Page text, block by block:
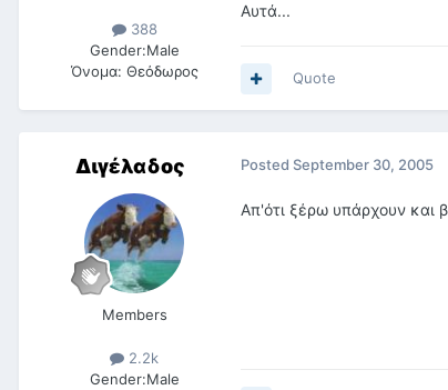
388
Gender:Male
Όνομα: Θεόδωρος
Αυτά...
Quote
Διγέλαδος
Members
2.2k
Gender:Male
Posted September 30, 2005
Απ'ότι ξέρω υπάρχουν και